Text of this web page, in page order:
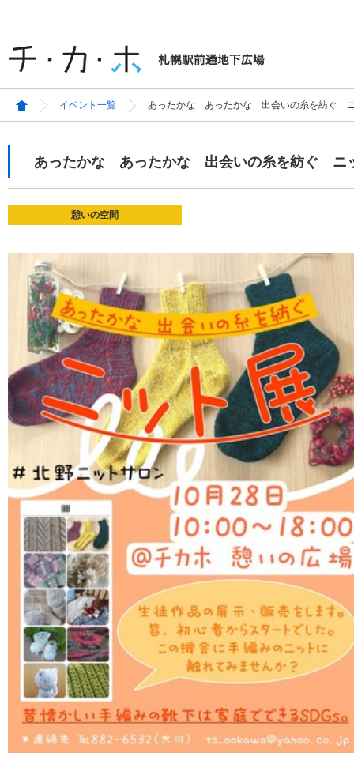
イベント一覧 あったかな あったかな 出会いの糸を紡ぐ
あったかな あったかな 出会いの糸を紡ぐ ニ
憩いの空間